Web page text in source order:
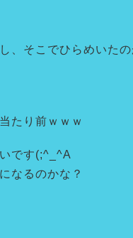
、そこでひらめいた
たり前ｗｗｗ
です(;^_^A
なるのかな？